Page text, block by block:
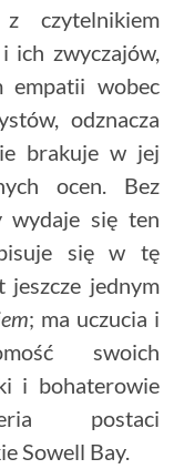
czytelnikiem
ich zwyczajów,
empatii wobec
odznacza
brakuje w jej
ocen. Bez
wydaje się ten
się w tę
jeszcze jednym
; ma uczucia i
swoich
i bohaterowie
postaci
Sowell Bay.